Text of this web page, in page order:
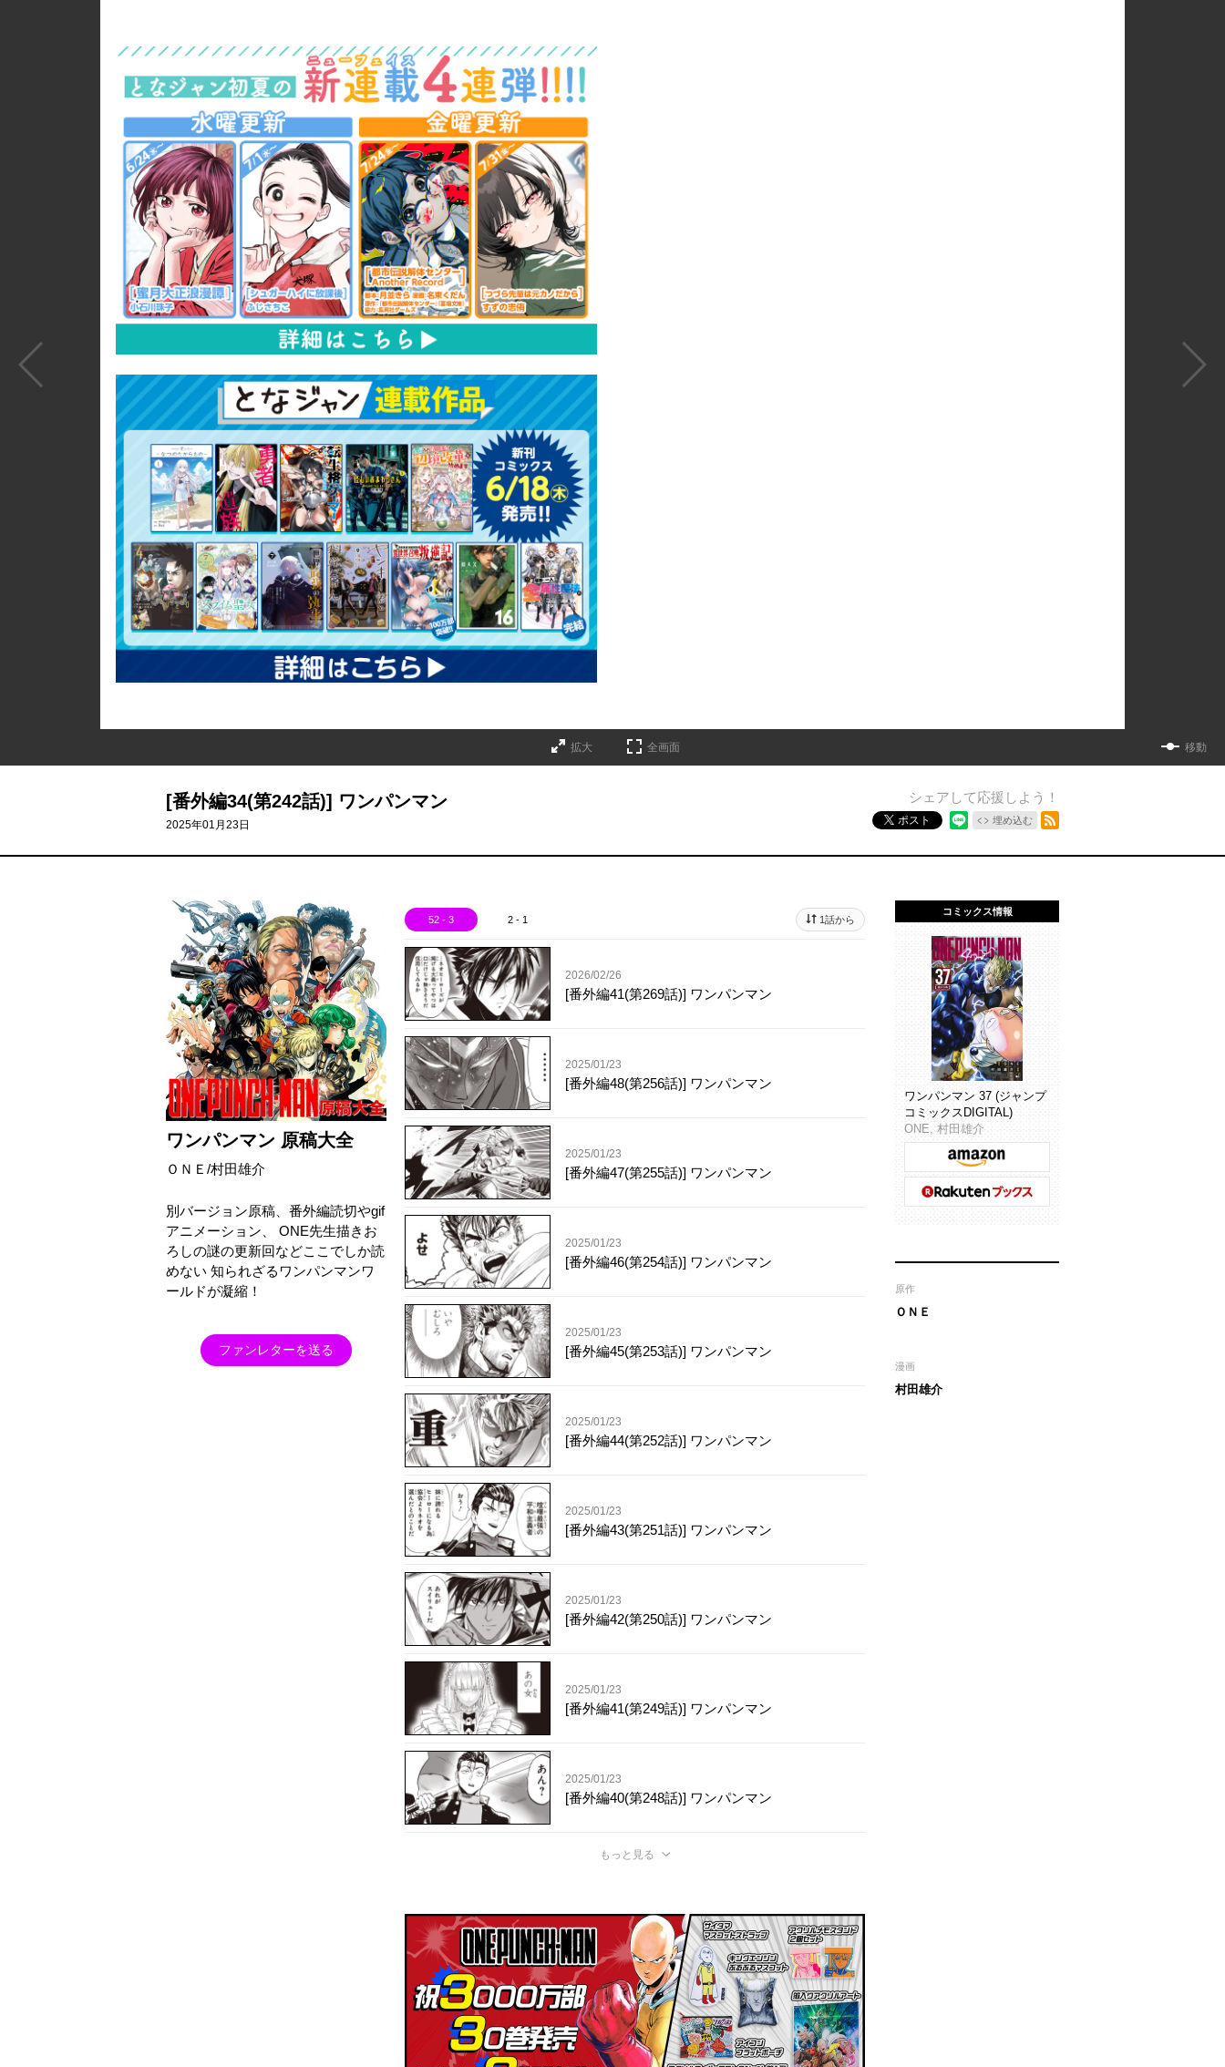
拡大 全画面 移動
[番外編34(第242話)] ワンパンマン
2025年01月23日
シェアして応援しよう！
ポスト 埋め込む
ワンパンマン 原稿大全
ＯＮＥ/村田雄介
別バージョン原稿、番外編読切やgif
アニメーション、 ONE先生描きお
ろしの謎の更新回などここでしか読
めない 知られざるワンパンマンワ
ールドが凝縮！
ファンレターを送る
52 - 3 2 - 1 1話から
2026/02/26
[番外編41(第269話)] ワンパンマン
2025/01/23
[番外編48(第256話)] ワンパンマン
2025/01/23
[番外編47(第255話)] ワンパンマン
2025/01/23
[番外編46(第254話)] ワンパンマン
2025/01/23
[番外編45(第253話)] ワンパンマン
2025/01/23
[番外編44(第252話)] ワンパンマン
2025/01/23
[番外編43(第251話)] ワンパンマン
2025/01/23
[番外編42(第250話)] ワンパンマン
2025/01/23
[番外編41(第249話)] ワンパンマン
2025/01/23
[番外編40(第248話)] ワンパンマン
もっと見る
コミックス情報
ワンパンマン 37 (ジャンプ
コミックスDIGITAL)
ONE, 村田雄介
原作
ＯＮＥ
漫画
村田雄介